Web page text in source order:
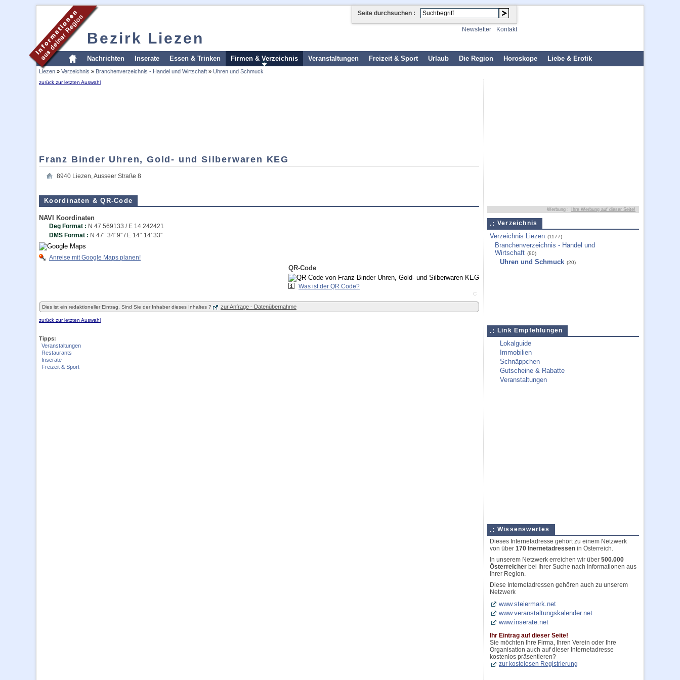
Bezirk Liezen
Seite durchsuchen :
Newsletter Kontakt
Nachrichten Inserate Essen & Trinken Firmen & Verzeichnis Veranstaltungen Freizeit & Sport Urlaub Die Region Horoskope Liebe & Erotik
Liezen » Verzeichnis » Branchenverzeichnis - Handel und Wirtschaft » Uhren und Schmuck
zurück zur letzten Auswahl
Franz Binder Uhren, Gold- und Silberwaren KEG
8940 Liezen,Ausseer Straße 8
Koordinaten & QR-Code
NAVI Koordinaten
Deg Format : N 47.569133 / E 14.242421
DMS Format : N 47° 34' 9'' / E 14° 14' 33''
Anreise mit Google Maps planen!
QR-Code
Was ist der QR Code?
C
Dies ist ein redaktioneller Eintrag. Sind Sie der Inhaber dieses Inhaltes ? zur Anfrage - Datenübernahme
zurück zur letzten Auswahl
Tipps:
Veranstaltungen
Restaurants
Inserate
Freizeit & Sport
Werbung : Ihre Werbung auf dieser Seite!
Verzeichnis
Verzeichnis Liezen (1177)
Branchenverzeichnis - Handel und
Wirtschaft (80)
Uhren und Schmuck (20)
Link Empfehlungen
Lokalguide
Immobilien
Schnäppchen
Gutscheine & Rabatte
Veranstaltungen
Wissenswertes
Dieses Internetadresse gehört zu einem Netzwerk
von über 170 Inernetadressen in Österreich.
In unserem Netzwerk erreichen wir über 500.000
Österreicher bei Ihrer Suche nach Informationen aus
Ihrer Region.
Diese Internetadressen gehören auch zu unserem
Netzwerk
www.steiermark.net
www.veranstaltungskalender.net
www.inserate.net
Ihr Eintrag auf dieser Seite!
Sie möchten Ihre Firma, Ihren Verein oder Ihre
Organisation auch auf dieser Internetadresse
kostenlos präsentieren?
zur kostelosen Registrierung